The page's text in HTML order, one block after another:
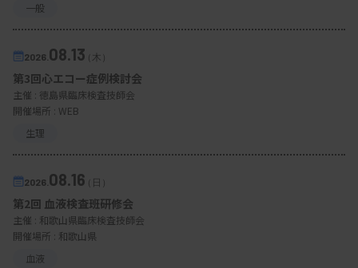
一般
2026. 08.13（木）
第3回心エコー症例検討会
主催 : 徳島県臨床検査技師会
開催場所 : WEB
生理
2026. 08.16（日）
第2回 血液検査班研修会
主催 : 和歌山県臨床検査技師会
開催場所 : 和歌山県
血液